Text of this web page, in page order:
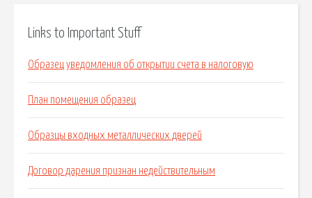
Links to Important Stuff
Образец уведомления об открытии счета в налоговую
План помещения образец
Образцы входных металлических дверей
Договор дарения признан недействительным